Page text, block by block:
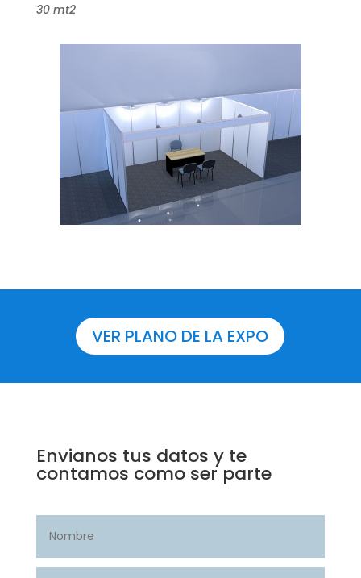
30 mt2
VER PLANO DE LA EXPO
Envianos tus datos y te
contamos como ser parte